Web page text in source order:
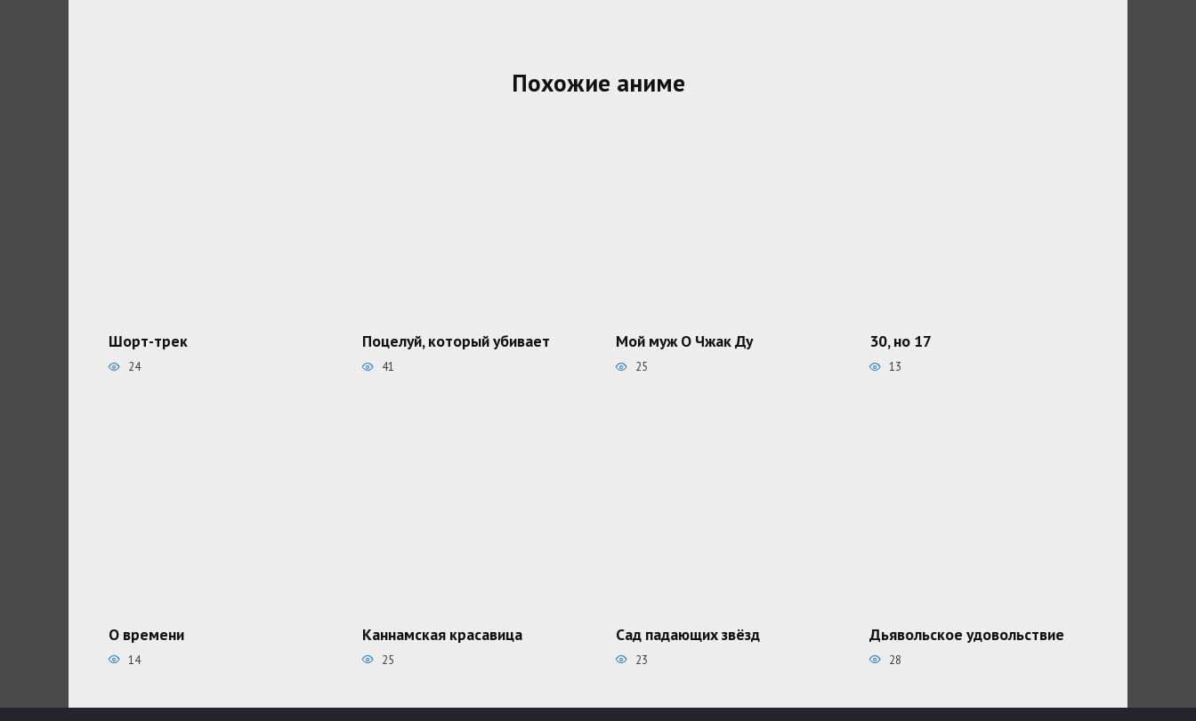
Похожие аниме
Шорт-трек
24
Поцелуй, который убивает
41
Мой муж О Чжак Ду
25
30, но 17
13
О времени
14
Каннамская красавица
25
Сад падающих звёзд
23
Дьявольское удовольствие
28